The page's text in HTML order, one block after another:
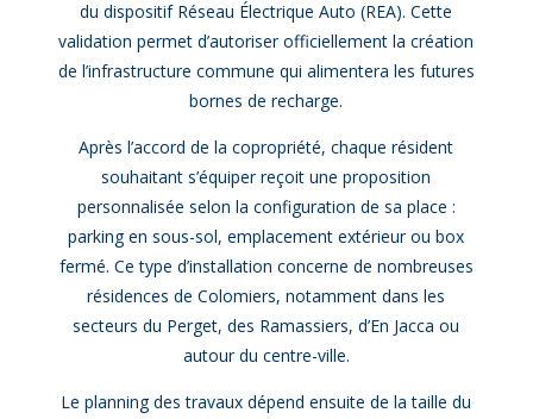
du dispositif Réseau Électrique Auto (REA). Cette
validation permet d’autoriser officiellement la création
de l’infrastructure commune qui alimentera les futures
bornes de recharge.
Après l’accord de la copropriété, chaque résident
souhaitant s’équiper reçoit une proposition
personnalisée selon la configuration de sa place :
parking en sous-sol, emplacement extérieur ou box
fermé. Ce type d’installation concerne de nombreuses
résidences de Colomiers, notamment dans les
secteurs du Perget, des Ramassiers, d’En Jacca ou
autour du centre-ville.
Le planning des travaux dépend ensuite de la taille du